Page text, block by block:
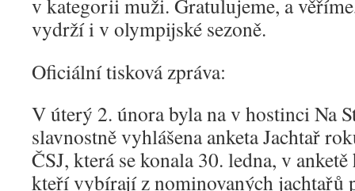
vydrží i v olympijské sezoně.
Oficiální tisková zpráva:
V úterý 2. února byla na v hostinci Na
slavnostně vyhlášena anketa Jachtař
ČSJ, která se konala 30. ledna, v
kteří vybírají z nominovaných